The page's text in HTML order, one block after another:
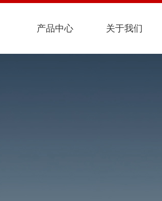
产品中心 关于我们